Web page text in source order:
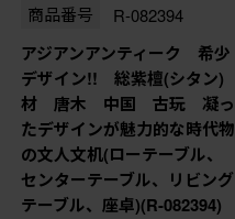
商品番号 R-082394
アジアンアンティーク 希少
デザイン!! 総紫檀(シタン)
材 唐木 中国 古玩 凝っ
たデザインが魅力的な時代物
の文人文机(ローテーブル、
センターテーブル、リビング
テーブル、座卓)(R-082394)